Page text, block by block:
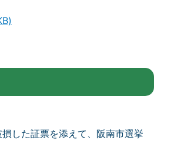
した証票を添えて、阪南市選挙